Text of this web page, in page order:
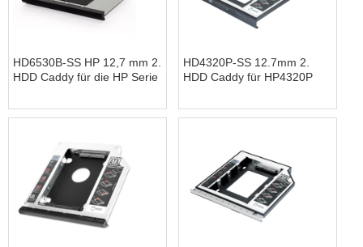
HD6530B-SS HP 12,7 mm 2.
HDD Caddy für die HP Serie
HD4320P-SS 12.7mm 2.
HDD Caddy für HP4320P